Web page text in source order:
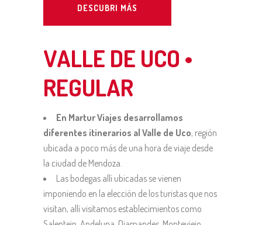
DESCUBRI MÁS
VALLE DE UCO •
REGULAR
En Martur Viajes desarrollamos
diferentes itinerarios al Valle de Uco, región
ubicada a poco más de una hora de viaje desde
la ciudad de Mendoza.
Las bodegas allí ubicadas se vienen
imponiendo en la elección de los turistas que nos
visitan, allí visitamos establecimientos como